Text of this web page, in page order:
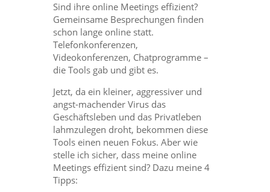
Sind ihre online Meetings effizient?
Gemeinsame Besprechungen finden
schon lange online statt.
Telefonkonferenzen,
Videokonferenzen, Chatprogramme –
die Tools gab und gibt es.
Jetzt, da ein kleiner, aggressiver und
angst-machender Virus das
Geschäftsleben und das Privatleben
lahmzulegen droht, bekommen diese
Tools einen neuen Fokus. Aber wie
stelle ich sicher, dass meine online
Meetings effizient sind? Dazu meine 4
Tipps: